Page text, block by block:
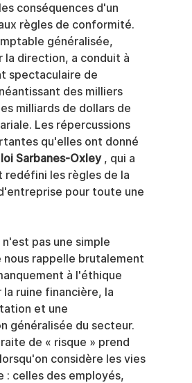
conséquences d'un
règles de conformité.
généralisée,
la direction, a conduit à
spectaculaire de
des milliers
milliards de dollars de
Les répercussions
qu'elles ont donné
loi Sarbanes-Oxley , qui a
redéfini les règles de la
pour toute une
pas une simple
nous rappelle brutalement
à l'éthique
ruine financière, la
et une
généralisée du secteur.
de « risque » prend
considère les vies
celles des employés,